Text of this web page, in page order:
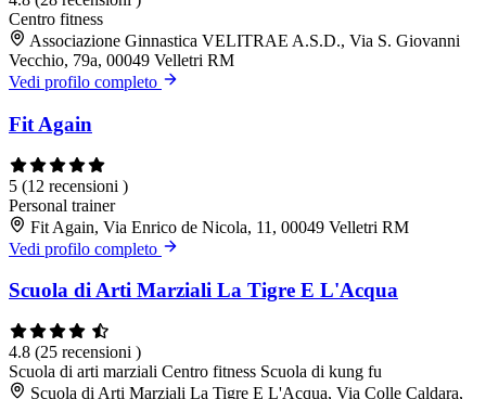
Centro fitness
Associazione Ginnastica VELITRAE A.S.D., Via S. Giovanni
Vecchio, 79a, 00049 Velletri RM
Vedi profilo completo
Fit Again
5 (12 recensioni )
Personal trainer
Fit Again, Via Enrico de Nicola, 11, 00049 Velletri RM
Vedi profilo completo
Scuola di Arti Marziali La Tigre E L'Acqua
4.8 (25 recensioni )
Scuola di arti marziali Centro fitness Scuola di kung fu
Scuola di Arti Marziali La Tigre E L'Acqua, Via Colle Caldara,